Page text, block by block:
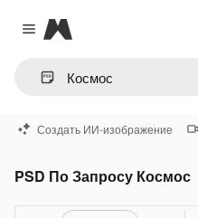
Close menu
Magnific
Создать ИИ-изображение
PSD По Запросу Космос